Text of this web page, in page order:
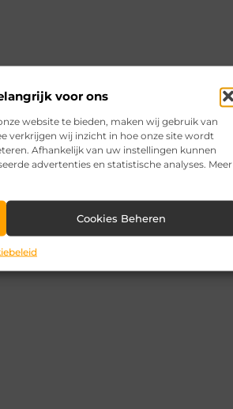
voor ons
website te bieden, maken wij gebruik van
verkrijgen wij inzicht in hoe onze site wordt
Afhankelijk van uw instellingen kunnen
advertenties en statistische analyses. Meer
Cookies Beheren